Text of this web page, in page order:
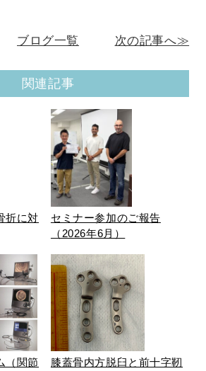
ブログ一覧 次の記事へ≫
関連記事
折に対
セミナー参加のご報告
（2026年6月）
（関節
膝蓋骨内方脱臼と前十字靭